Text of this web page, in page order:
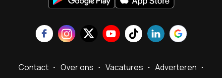
Contact Over ons Vacatures Adverteren